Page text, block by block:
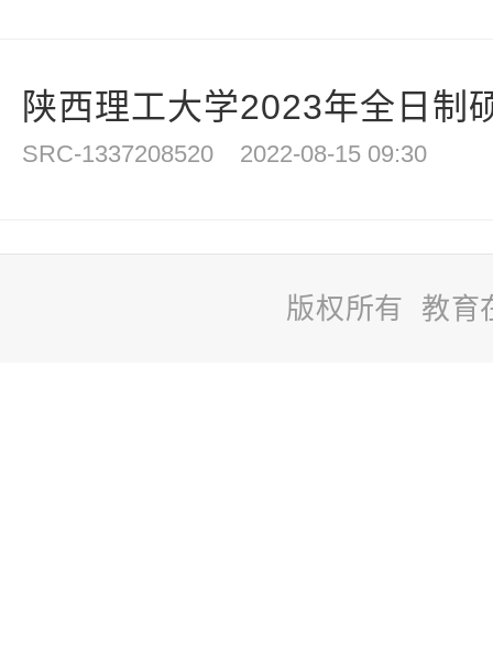
陕西理工大学2023年全日制
SRC-1337208520 2022-08-15 09:30
版权所有 教育